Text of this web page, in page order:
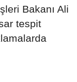
Bakanı Ali
tespit